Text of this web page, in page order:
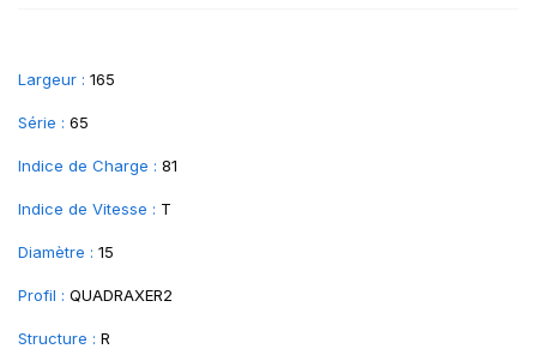
Largeur : 165
Série : 65
Indice de Charge : 81
Indice de Vitesse : T
Diamètre : 15
Profil : QUADRAXER2
Structure : R